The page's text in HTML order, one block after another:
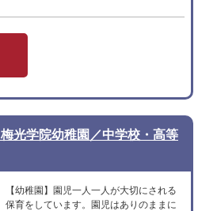
学院幼稚園／中学校・高等
【幼稚園】園児一人一人が大切にされる
保育をしています。園児はありのままに